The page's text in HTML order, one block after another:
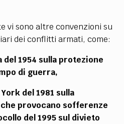
vi sono altre convenzioni su
dei conflitti armati, come:
del 1954 sulla protezione
di guerra,
del 1981 sulla
provocano sofferenze
del 1995 sul divieto